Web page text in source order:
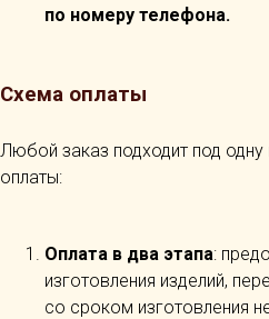
по номеру телефона.
Схема оплаты
Любой заказ подходит под
оплаты:
Оплата в два этапа:
изготовления изделий,
со сроком изготовления